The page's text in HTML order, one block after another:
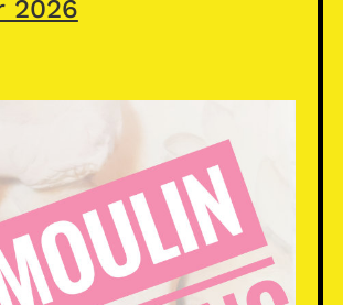
2026